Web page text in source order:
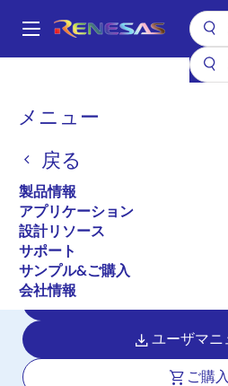
ン
Main
メニュー
戻る
製品情報
アプリケーション
設計リソース
サポート
サンプル&ご購入
会社情報
パ
く
ず
マイクロコントローラ
RL78/H1D
アクティブ
ヘルスケア機器のセン
アナログ機能を搭載し
トローラ
ユーザマニ
ご購入